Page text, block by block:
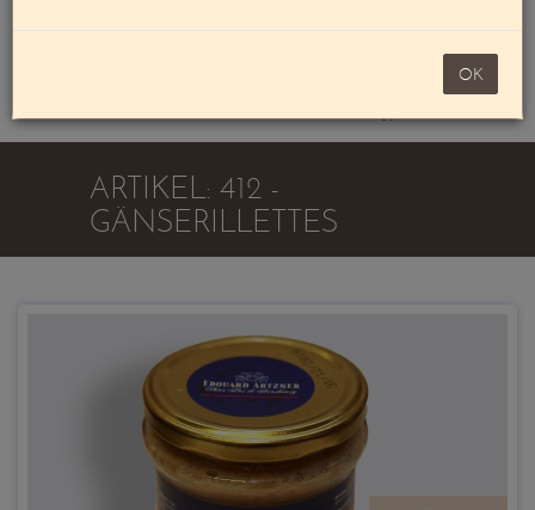
noch 100,00 €
Warenkorb
OK
ARTIKEL: 412 -
GÄNSERILLETTES